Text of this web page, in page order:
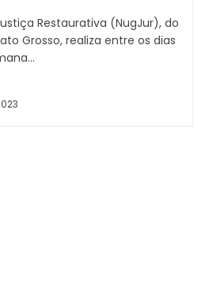
Restaurativa (NugJur), do
Grosso, realiza entre os dias